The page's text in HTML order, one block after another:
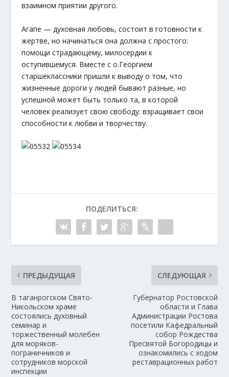
взаимном приятии другого.
Агапе — духовная любовь, состоит в готовности к
жертве, но начинаться она должна с простого:
помощи страдающему, милосердии к
оступившемуся. Вместе с о.Георгием
старшеклассники пришли к выводу о том, что
жизненные дороги у людей бывают разные, но
успешной может быть только та, в которой
человек реализует свою свободу: взращивает свои
способности к любви и творчеству.
ПОДЕЛИТЬСЯ:
ПРЕДЫДУЩАЯ
В таганрогском Свято-
Никольском храме
состоялись духовный
семинар и
торжественный молебен
для моряков-
пограничников и
сотрудников морской
инспекции
СЛЕДУЮЩАЯ
Губернатор Ростовской
области и Глава
Администрации Ростова
посетили Кафедральный
собор Рождества
Пресвятой Богородицы и
ознакомились с ходом
реставрационных работ